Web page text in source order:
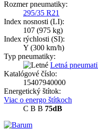
Rozmer pneumatiky:
295/35 R21
Index nosnosti (LI):
107 (975 kg)
Index rýchlosti (SI):
Y (300 km/h)
Typ pneumatiky:
Letná
Katalógové číslo:
15407940000
Energetický štítok:
Viac o energo štítkoch
C B B 75dB